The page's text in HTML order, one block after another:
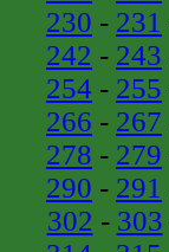
230 - 231
242 - 243
254 - 255
266 - 267
278 - 279
290 - 291
302 - 303